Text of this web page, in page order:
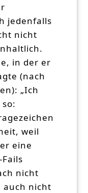
jedenfalls
nicht
in der er
(nach
„Ich
weil
eine
nicht
auch nicht